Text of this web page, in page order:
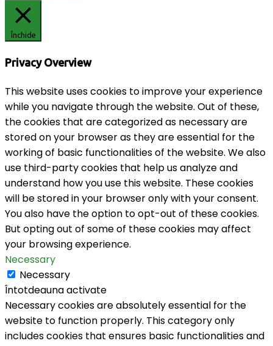
Închide
Privacy Overview
This website uses cookies to improve your experience
while you navigate through the website. Out of these,
the cookies that are categorized as necessary are
stored on your browser as they are essential for the
working of basic functionalities of the website. We also
use third-party cookies that help us analyze and
understand how you use this website. These cookies
will be stored in your browser only with your consent.
You also have the option to opt-out of these cookies.
But opting out of some of these cookies may affect
your browsing experience.
Necessary
Necessary
Întotdeauna activate
Necessary cookies are absolutely essential for the
website to function properly. This category only
includes cookies that ensures basic functionalities and